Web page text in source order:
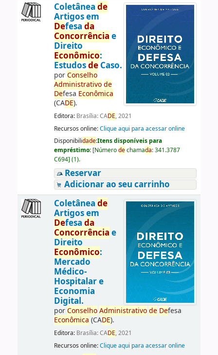
Coletânea de
Artigos em
Defesa da
Concorrência e
Direito
Econômico:
EstudosdeCaso.
porConselho
Administrativo de
Defesa Econômica
(CADE).
Editora: Brasília: CADE, 2021
Recursos online:Clique aqui para acessar online
Disponibilidade:Itens disponíveis para
empréstimo: [Númerodechamada:341.3787
C694] (1).
Reservar
Adicionar ao seu carrinho
Coletânea de
Artigos em
Defesa da
Concorrência e
Direito
Econômico:
Mercado
Médico-
Hospitalar e
Economia
Digital.
porConselho Administrativo de Defesa
Econômica (CADE).
Editora: Brasília: CADE, 2021
Recursos online:Clique aqui para acessar online